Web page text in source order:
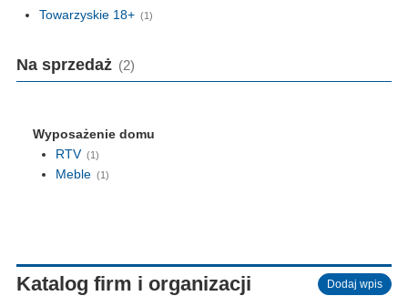
Towarzyskie 18+ (1)
Na sprzedaż (2)
Wyposażenie domu
RTV (1)
Meble (1)
Katalog firm i organizacji Dodaj wpis